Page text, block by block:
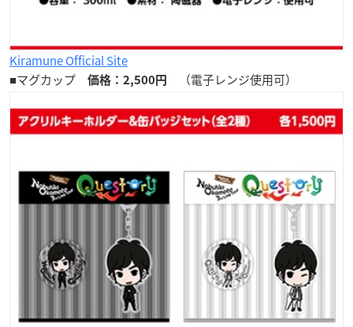
Kiramune Official Site
■マグカップ
価格：2,500円 （電子レンジ使用可）